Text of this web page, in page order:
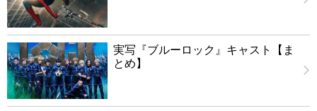
実写『ブルーロック』キャスト【ま
とめ】